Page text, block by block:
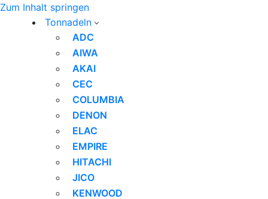
Zum Inhalt springen
Tonnadeln
ADC
AIWA
AKAI
CEC
COLUMBIA
DENON
ELAC
EMPIRE
HITACHI
JICO
KENWOOD